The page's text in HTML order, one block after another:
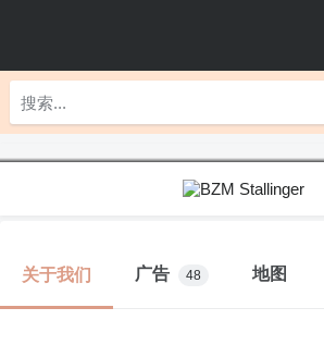
关于我们 广告 48 地图